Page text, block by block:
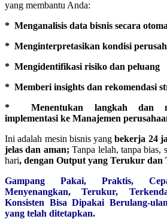
yang membantu Anda:
* Menganalisis data bisnis secara
* Menginterpretasikan kondisi
* Mengidentifikasi risiko dan peluang
* Memberi insights dan rekomendasi
* Menentukan langkah dan
implementasi ke Manajemen
Ini adalah mesin bisnis yangbekerja 24
jelas dan aman;Tanpa lelah, tanpa bias,
hari, dengan Output yang Terukur
Gampang Pakai, Praktis,
Menyenangkan, Terukur,
Konsisten Bisa Dipakai Berulang-
yang telah ditetapkan.